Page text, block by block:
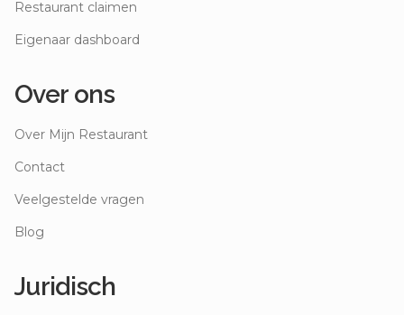
Restaurant claimen
Eigenaar dashboard
Over ons
Over Mijn Restaurant
Contact
Veelgestelde vragen
Blog
Juridisch